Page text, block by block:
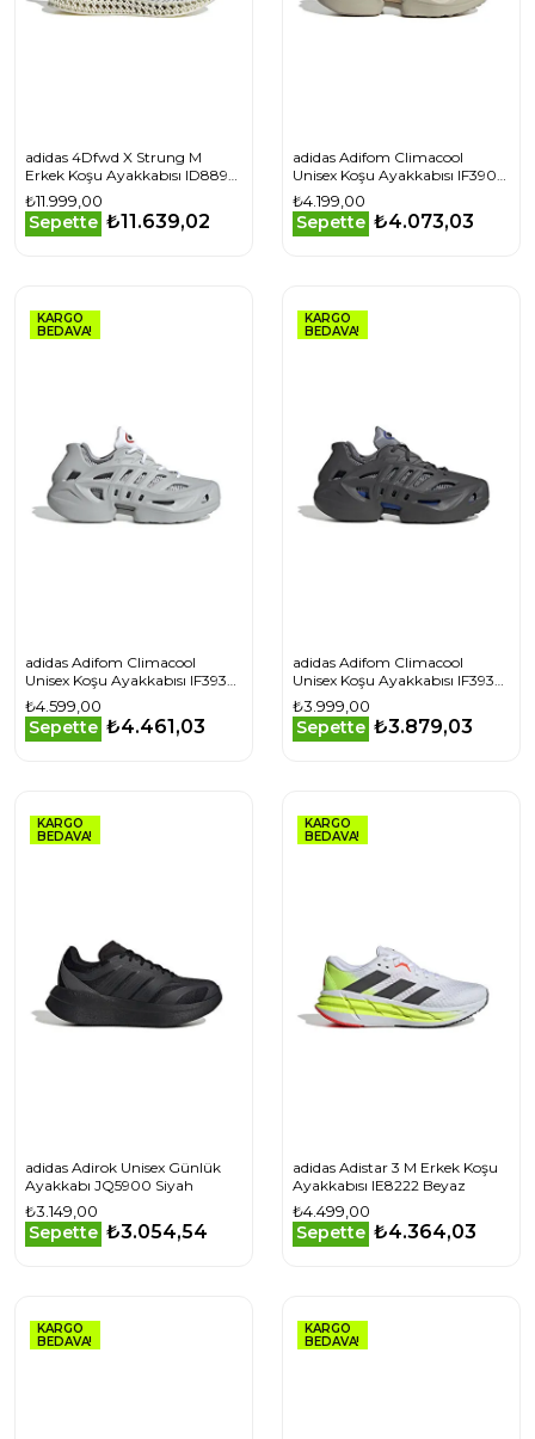
adidas 4Dfwd X Strung M
Erkek Koşu Ayakkabısı ID8892
Beyaz
₺11.999,00
Sepette ₺11.639,02
adidas Adifom Climacool
Unisex Koşu Ayakkabısı IF3904
Bej
₺4.199,00
Sepette ₺4.073,03
KARGO
BEDAVA!
adidas Adifom Climacool
Unisex Koşu Ayakkabısı IF3935
Gri
₺4.599,00
Sepette ₺4.461,03
KARGO
BEDAVA!
adidas Adifom Climacool
Unisex Koşu Ayakkabısı IF3938
Gri
₺3.999,00
Sepette ₺3.879,03
KARGO
BEDAVA!
adidas Adirok Unisex Günlük
Ayakkabı JQ5900 Siyah
₺3.149,00
Sepette ₺3.054,54
KARGO
BEDAVA!
adidas Adistar 3 M Erkek Koşu
Ayakkabısı IE8222 Beyaz
₺4.499,00
Sepette ₺4.364,03
KARGO
BEDAVA!
KARGO
BEDAVA!